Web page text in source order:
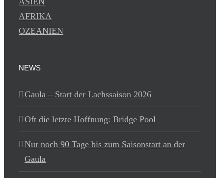
AFRIKA
OZEANIEN
NEWS
Gaula – Start der Lachssaison 2026
Oft die letzte Hoffnung: Bridge Pool
Nur noch 90 Tage bis zum Saisonstart an der
Gaula